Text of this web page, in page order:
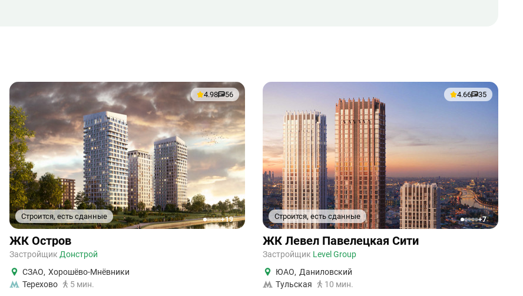
Строится, есть сданные
4.98 56
12345+19
ЖК Остров
Застройщик Донстрой
СЗАО, Хорошёво-Мнёвники
Терехово
5 мин.
Строится, есть сданные
4.66 35
12345+7
ЖК Левел Павелецкая Сити
Застройщик Level Group
ЮАО, Даниловский
Тульская
10 мин.